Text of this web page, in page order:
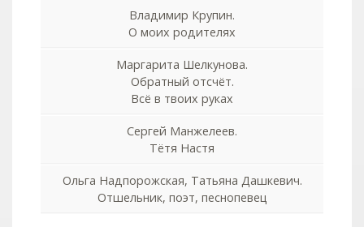
Владимир Крупин.
О моих родителях
Маргарита Шелкунова.
Обратный отсчёт.
Всё в твоих руках
Сергей Манжелеев.
Тётя Настя
Ольга Надпорожская, Татьяна Дашкевич.
Отшельник, поэт, песнопевец